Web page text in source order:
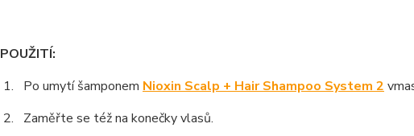
POUŽITÍ:
1. Po umytí šamponem Nioxin Scalp + Hair Shampoo System 2
2. Zaměřte se též na konečky vlasů.